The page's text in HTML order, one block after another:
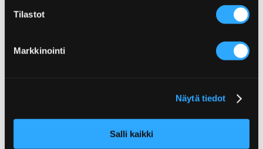
Tilastot
Markkinointi
Näytä tiedot
Salli kaikki
VAMPYYRISUOLA -MAUSTESEOS